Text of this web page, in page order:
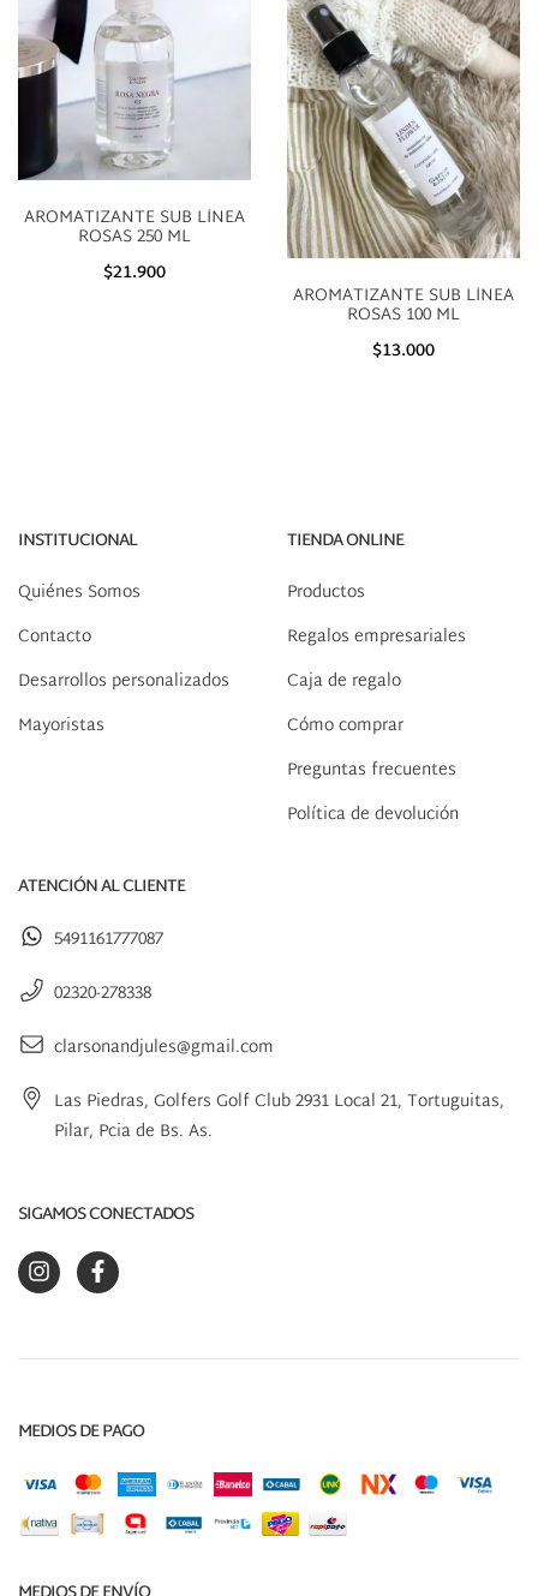
AROMATIZANTE SUB LÍNEA
ROSAS 250 ML
$21.900
AROMATIZANTE SUB LÍNEA
ROSAS 100 ML
$13.000
INSTITUCIONAL
Quiénes Somos
Contacto
Desarrollos personalizados
Mayoristas
TIENDA ONLINE
Productos
Regalos empresariales
Caja de regalo
Cómo comprar
Preguntas frecuentes
Política de devolución
ATENCIÓN AL CLIENTE
5491161777087
02320-278338
clarsonandjules@gmail.com
Las Piedras, Golfers Golf Club 2931 Local 21, Tortuguitas,
Pilar, Pcia de Bs. As.
SIGAMOS CONECTADOS
MEDIOS DE PAGO